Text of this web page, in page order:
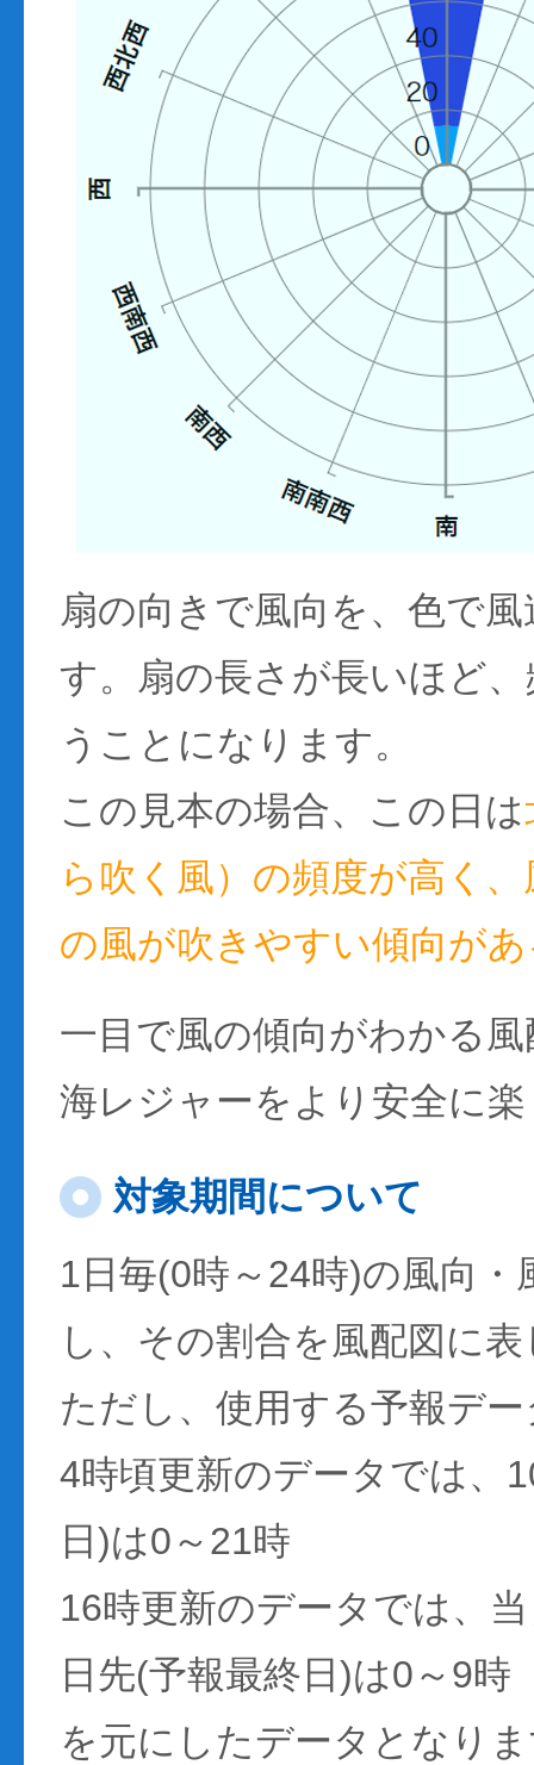
扇の向きで風向を、色で
す。扇の長さが長いほど
うことになります。
この見本の場合、この日は
ら吹く風）の頻度が高く
の風が吹きやすい傾向が
一目で風の傾向がわかる
海レジャーをより安全に
対象期間について
1日毎(0時～24時)の風向・
し、その割合を風配図に
ただし、使用する予報デ
4時頃更新のデータでは、
日)は0～21時
16時更新のデータでは、
日先(予報最終日)は0～9時
を元にしたデータとなり